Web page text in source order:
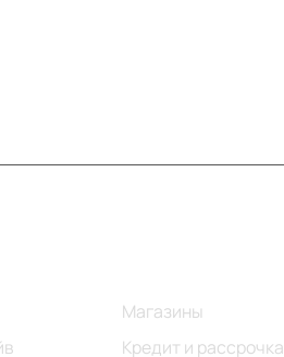
Магазины
Кредит и рассрочка